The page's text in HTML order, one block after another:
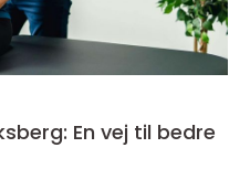
En vej til bedre